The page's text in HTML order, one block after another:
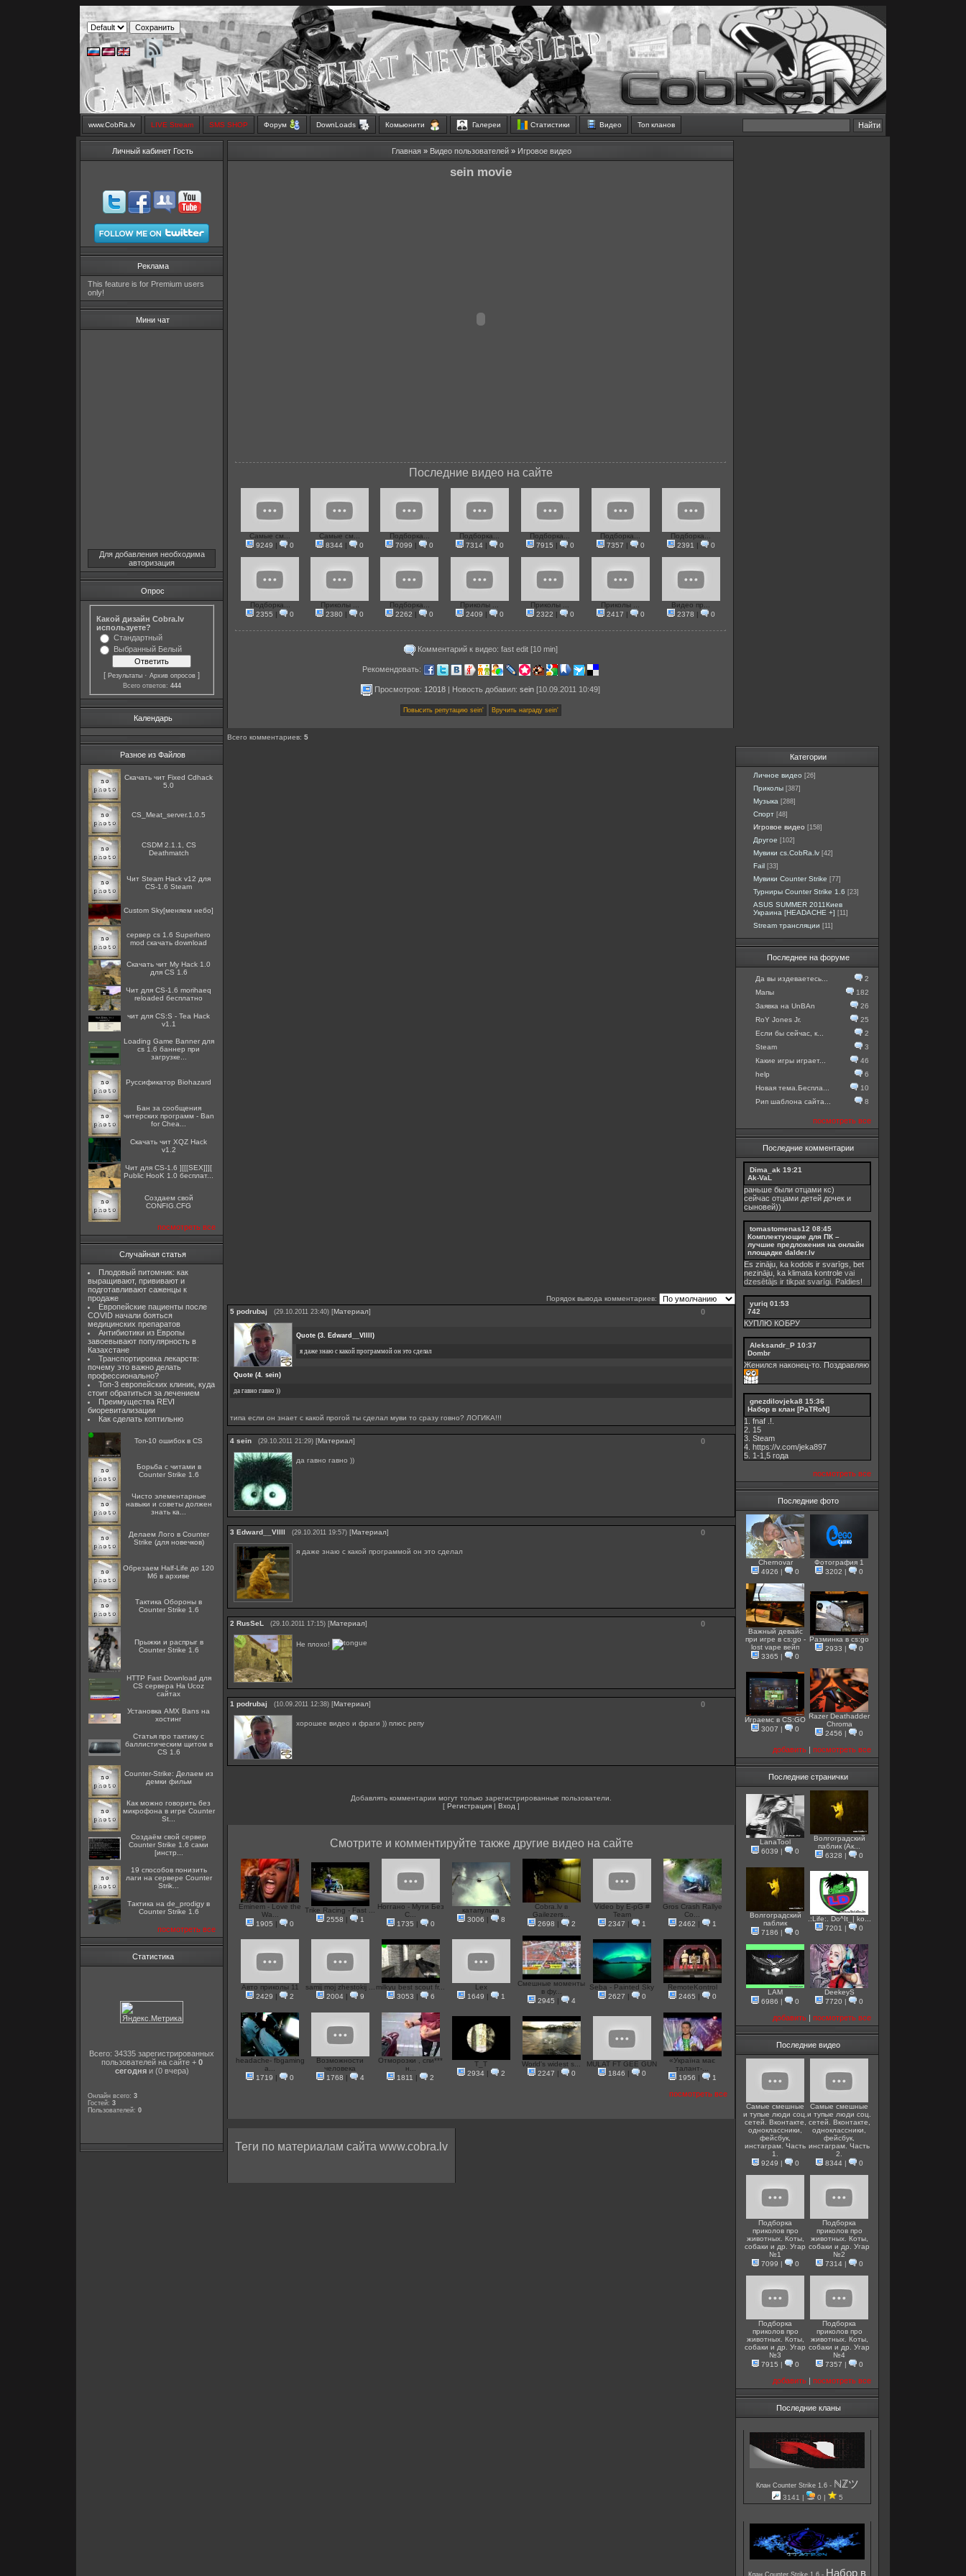
www.CobRa.lv LIVE Stream SMS SHOP Форум DownLoads Комьюнити Галереи Статистики Видео Топ кланов
Личный кабинет Гость
Реклама
This feature is for Premium users
only!
Мини чат
Для добавления необходима
авторизация
Опрос
Какой дизайн Cobra.lv
используете?
Стандартный
Выбранный Белый
[ Результаты · Архив опросов ]
Всего ответов: 444
Календарь
Разное из Файлов
Скачать чит Fixed Cdhack
5.0
CS_Meat_server.1.0.5
CSDM 2.1.1, CS
Deathmatch
Чит Steam Hack v12 для
CS-1.6 Steam
Custom Sky[меняем небо]
сервер cs 1.6 Superhero
mod скачать download
Скачать чит My Hack 1.0
для CS 1.6
Чит для CS-1.6 morihaeq
reloaded бесплатно
чит для CS:S - Tea Hack
v1.1
Loading Game Banner для
cs 1.6 баннер при
загрузке...
Руссификатор Biohazard
Бан за сообщения
читерских программ - Ban
for Chea...
Скачать чит XQZ Hack
v1.2
Чит для CS-1.6 ][[[SEX]]][
Public HooK 1.0 бесплат...
Создаем свой
CONFIG.CFG
посмотреть все
Случайная статья
Плодовый питомник: как
выращивают, прививают и
подготавливают саженцы к
продаже
Европейские пациенты после
COVID начали бояться
медицинских препаратов
Антибиотики из Европы
завоевывают популярность в
Казахстане
Транспортировка лекарств:
почему это важно делать
профессионально?
Топ-3 европейских клиник, куда
стоит обратиться за лечением
Преимущества REVI
биоревитализации
Как сделать коптильню
Топ-10 ошибок в CS
Борьба с читами в
Counter Strike 1.6
Чисто элементарные
навыки и советы должен
знать ка...
Делаем Лого в Counter
Strike (для новечков)
Обрезаем Half-Life до 120
Мб в архиве
Тактика Обороны в
Counter Strike 1.6
Прыжки и распрыг в
Counter Strike 1.6
HTTP Fast Download для
CS сервера На Ucoz
сайтах
Установка AMX Bans на
хостинг
Статья про тактику с
баллистическим щитом в
CS 1.6
Counter-Strike: Делаем из
демки фильм
Как можно говорить без
микрофона в игре Counter
St...
Создаём свой сервер
Counter Strike 1.6 сами
[инстр...
19 способов понизить
лаги на сервере Counter
Strik...
Тактика на de_prodigy в
Counter Strike 1.6
посмотреть все
Статистика
Всего: 34335 зарегистрированных
пользователей на сайте + 0
сегодняи (0 вчера)
Онлайн всего: 3
Гостей: 3
Пользователей: 0
Главная » Видео пользователей » Игровое видео
sein movie
Последние видео на сайте
Самые см...
9249 | 0
Самые см...
8344 | 0
Подборка...
7099 | 0
Подборка...
7314| 0
Подборка...
7915 | 0
Подборка...
7357 | 0
Подборка...
2391 | 0
Подборка...
2355 | 0
Приколы ...
2380 | 0
Подборка...
2262 | 0
Приколы ...
2409 | 0
Приколы ...
2322 | 0
Приколы ...
2417 | 0
Видео пр...
2378 | 0
Комментарий к видео: fast edit [10 min]
Рекомендовать:
Просмотров: 12018 | Новость добавил: sein [10.09.2011 10:49]
Всего комментариев: 5
Порядок вывода комментариев:
0
5 podrubaj (29.10.2011 23:40) [Материал]
Quote (3. Edward__Vllll )
я даже знаю с какой программой он это сделал
Quote (4. sein)
да гавно гавно ))
типа если он знает с какой прогой ты сделал муви то сразу говно? ЛОГИКА!!!
0
4 sein (29.10.2011 21:29) [Материал]
да гавно гавно ))
0
3 Edward__Vllll (29.10.2011 19:57) [Материал]
я даже знаю с какой программой он это сделал
0
2 RusSeL (29.10.2011 17:15) [Материал]
Не плохо!
0
1 podrubaj (10.09.2011 12:38) [Материал]
хорошее видео и фраги )) плюс репу
Добавлять комментарии могут только зарегистрированные пользователи.
[ Регистрация | Вход ]
Смотрите и комментируйте также другие видео на сайте
Eminem - Love the
Wa...
1905 | 0
Trike Racing - Fast ...
2558 | 1
Ноггано - Мути Без
С...
1735 | 0
катапульта
3006 | 8
Cobra.lv в
Gailezers...
2698 | 2
Video by E-pG #
Team
2347 | 1
Gros Crash Rallye
Co...
2462 | 1
Авто приколы 11
2429 | 2
samij moj zhestokij ...
2004| 9
milkyu best scout fr...
3053 | 6
Lex
1649 | 1
Смешные моменты
в фу...
2945 | 4
Seba - Painted Sky
2627 | 0
RemoteKontrol
2465 | 0
headache- fbgaming
a...
1719 | 0
Возможности
человека
1768 | 4
Отморозки , спи***
н...
1811 | 2
T_T
2934| 2
World's widest s...
2247 | 0
MULAT FT GEE GUN
1846 | 0
«Україна має
талант-...
1956 | 1
посмотреть все
Теги по материалам сайта www.cobra.lv
Категории
Личное видео [26]
Приколы [387]
Музыка [288]
Спорт [48]
Игровое видео [158]
Другое [102]
Мувики cs.CobRa.lv [42]
Fail [33]
Мувики Counter Strike [77]
Турниры Counter Strike 1.6 [23]
ASUS SUMMER 2011Киев
Украина [HEADACHE +] [11]
Stream трансляции [11]
Последнее на форуме
Да вы издеваетесь...
2
Мапы
182
Заявка на UnBAn
26
RoY Jones Jr.
25
Если бы сейчас, к...
2
Steam
3
Какие игры играет...
46
help
6
Новая тема.Беспла...
10
Рип шаблона сайта...
8
посмотреть все
Последние комментарии
Dima_ak 19:21
Ak-VaL
раньше были отцами кс)
сейчас отцами детей дочек и
сыновей))
tomastomenas12 08:45
Комплектующие для ПК –
лучшие предложения на онлайн
площадке dalder.lv
Es zināju, ka kodols ir svarīgs, bet
nezināju, ka klimata kontrole vai
dzesētājs ir tikpat svarīgi. Paldies!
yuriq 01:53
742
КУПЛЮ КОБРУ
Aleksandr_P 10:37
Dombr
Женился наконец-то. Поздравляю
gnezdilovjeka8 15:36
Набор в клан [PaTRoN]
1. fnaf .!.
2. 15
3. Steam
4. https://v.com/jeka897
5. 1-1,5 годa
посмотреть все
Последние фото
Chernovar
4926 | 0
Фотография 1
3202 | 0
Важный девайс
при игре в cs:go -
lost vape вейп
3365 | 0
Разминка в cs:go
2933 | 0
Играемс в CS:GO
3007 | 0
Razer Deathadder
Chroma
2456 | 0
добавить | посмотреть все
Последние странички
LanaTool
6039 | 0
Волгоградский
паблик (Ак...
6328 | 0
Волгоградский
паблик
7186 | 0
.:Life:. Do^It_| ko...
7201 | 0
LAM
6986 | 0
DeekeyS
7720 | 0
добавить | посмотреть все
Последние видео
Самые смешные
и тупые люди соц.
сетей. Вконтакте,
одноклассники,
фейсбук,
инстаграм. Часть
1.
9249 | 0
Самые смешные
и тупые люди соц.
сетей. Вконтакте,
одноклассники,
фейсбук,
инстаграм. Часть
2.
8344| 0
Подборка
приколов про
животных. Коты,
собаки и др. Угар
№1
7099 | 0
Подборка
приколов про
животных. Коты,
собаки и др. Угар
№2
7314| 0
Подборка
приколов про
животных. Коты,
собаки и др. Угар
№3
7915 | 0
Подборка
приколов про
животных. Коты,
собаки и др. Угар
№4
7357 | 0
добавить | посмотреть все
Последние кланы
Клан Counter Strike 1.6 - ℕℤツ
3141 | 0 | 5
Клан Counter Strike 1.6 - Набор в